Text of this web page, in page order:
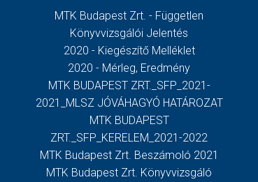
MTK Budapest Zrt. - Független
Könyvvizsgálói Jelentés
2020 - Kiegészítő Melléklet
2020 - Mérleg, Eredmény
MTK BUDAPEST ZRT._SFP_2021-
2021_MLSZ JÓVÁHAGYÓ HATÁROZAT
MTK BUDAPEST
ZRT._SFP_KERELEM_2021-2022
MTK Budapest Zrt. Beszámoló 2021
MTK Budapest Zrt. Könyvvizsgáló